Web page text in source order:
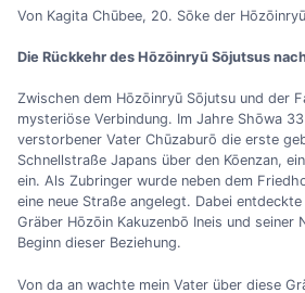
Von Kagita Chūbee, 20. Sōke der Hōzōinryū
Die Rückkehr des Hōzōinryū Sōjutsus
Zwischen dem Hōzōinryū Sōjutsu und der
mysteriöse Verbindung. Im Jahre Shōwa
verstorbener Vater Chūzaburō die erste
Schnellstraße Japans über den Kōenzan,
ein. Als Zubringer wurde neben dem
eine neue Straße angelegt. Dabei
Gräber Hōzōin Kakuzenbō Ineis und seiner
Beginn dieser Beziehung.
Von da an wachte mein Vater über diese